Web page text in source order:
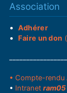
Association
Adhérer
Faire un don
• Compte-rendu
• Intranetram05